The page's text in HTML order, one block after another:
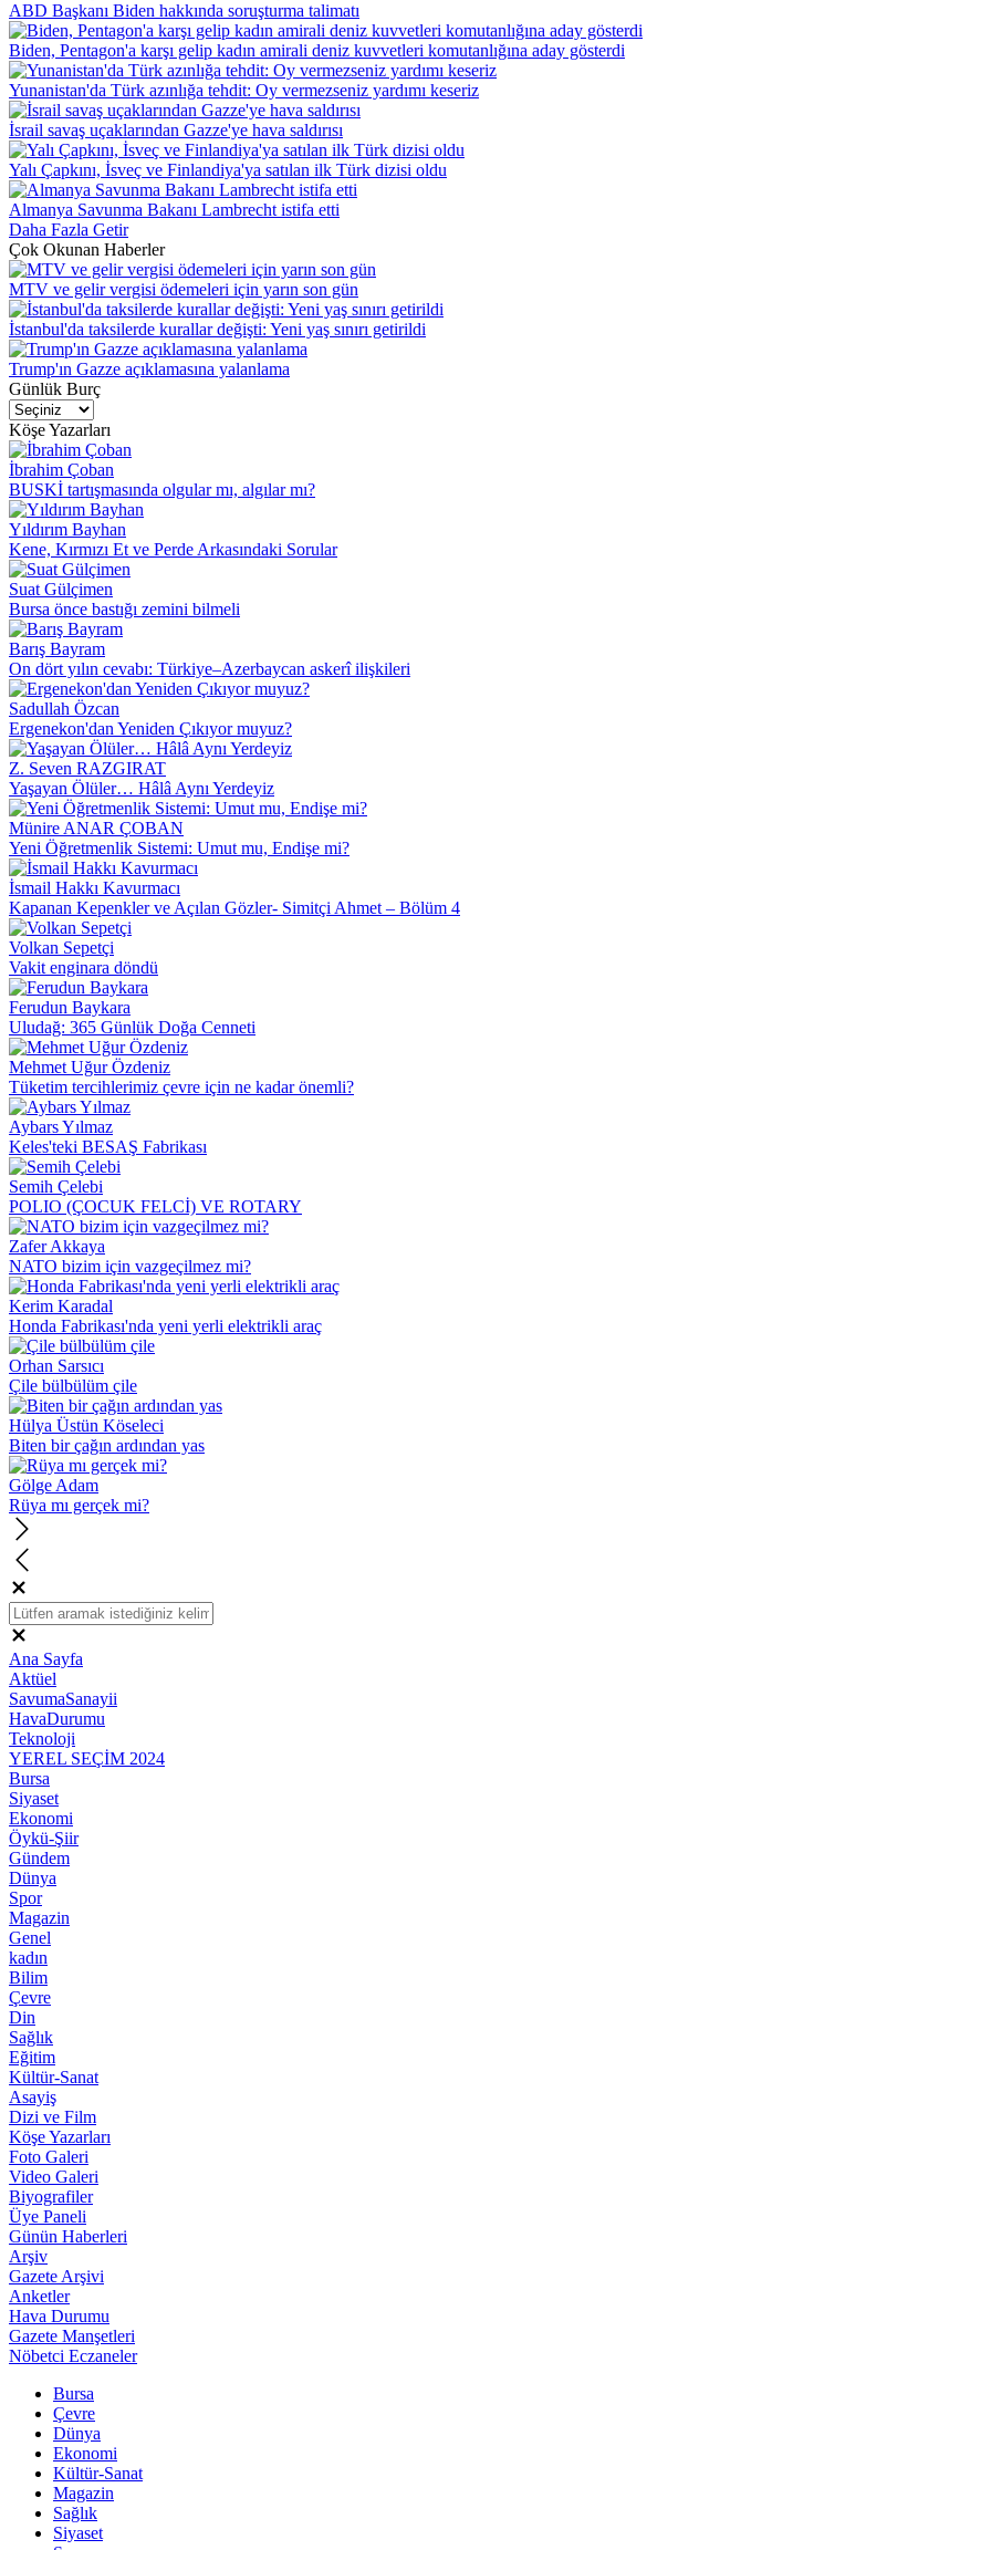
ABD Başkanı Biden hakkında soruşturma talimatı
Biden, Pentagon'a karşı gelip kadın amirali deniz kuvvetleri komutanlığına aday gösterdi
Yunanistan'da Türk azınlığa tehdit: Oy vermezseniz yardımı keseriz
İsrail savaş uçaklarından Gazze'ye hava saldırısı
Yalı Çapkını, İsveç ve Finlandiya'ya satılan ilk Türk dizisi oldu
Almanya Savunma Bakanı Lambrecht istifa etti
Daha Fazla Getir
Çok Okunan Haberler
MTV ve gelir vergisi ödemeleri için yarın son gün
İstanbul'da taksilerde kurallar değişti: Yeni yaş sınırı getirildi
Trump'ın Gazze açıklamasına yalanlama
Günlük Burç
Köşe Yazarları
İbrahim Çoban
BUSKİ tartışmasında olgular mı, algılar mı?
Yıldırım Bayhan
Kene, Kırmızı Et ve Perde Arkasındaki Sorular
Suat Gülçimen
Bursa önce bastığı zemini bilmeli
Barış Bayram
On dört yılın cevabı: Türkiye–Azerbaycan askerî ilişkileri
Sadullah Özcan
Ergenekon'dan Yeniden Çıkıyor muyuz?
Z. Seven RAZGIRAT
Yaşayan Ölüler… Hâlâ Aynı Yerdeyiz
Münire ANAR ÇOBAN
Yeni Öğretmenlik Sistemi: Umut mu, Endişe mi?
İsmail Hakkı Kavurmacı
Kapanan Kepenkler ve Açılan Gözler- Simitçi Ahmet – Bölüm 4
Volkan Sepetçi
Vakit enginara döndü
Ferudun Baykara
Uludağ: 365 Günlük Doğa Cenneti
Mehmet Uğur Özdeniz
Tüketim tercihlerimiz çevre için ne kadar önemli?
Aybars Yılmaz
Keles'teki BESAŞ Fabrikası
Semih Çelebi
POLIO (ÇOCUK FELCİ) VE ROTARY
Zafer Akkaya
NATO bizim için vazgeçilmez mi?
Kerim Karadal
Honda Fabrikası'nda yeni yerli elektrikli araç
Orhan Sarsıcı
Çile bülbülüm çile
Hülya Üstün Köseleci
Biten bir çağın ardından yas
Gölge Adam
Rüya mı gerçek mi?
Ana Sayfa
Aktüel
SavumaSanayii
HavaDurumu
Teknoloji
YEREL SEÇİM 2024
Bursa
Siyaset
Ekonomi
Öykü-Şiir
Gündem
Dünya
Spor
Magazin
Genel
kadın
Bilim
Çevre
Din
Sağlık
Eğitim
Kültür-Sanat
Asayiş
Dizi ve Film
Köşe Yazarları
Foto Galeri
Video Galeri
Biyografiler
Üye Paneli
Günün Haberleri
Arşiv
Gazete Arşivi
Anketler
Hava Durumu
Gazete Manşetleri
Nöbetci Eczaneler
Bursa
Çevre
Dünya
Ekonomi
Kültür-Sanat
Magazin
Sağlık
Siyaset